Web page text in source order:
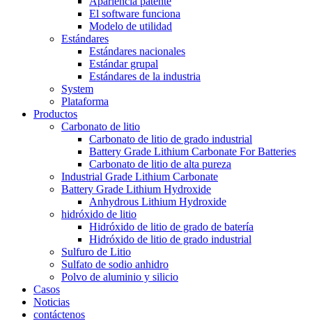
El software funciona
Modelo de utilidad
Estándares
Estándares nacionales
Estándar grupal
Estándares de la industria
System
Plataforma
Productos
Carbonato de litio
Carbonato de litio de grado industrial
Battery Grade Lithium Carbonate For Batteries
Carbonato de litio de alta pureza
Industrial Grade Lithium Carbonate
Battery Grade Lithium Hydroxide
Anhydrous Lithium Hydroxide
hidróxido de litio
Hidróxido de litio de grado de batería
Hidróxido de litio de grado industrial
Sulfuro de Litio
Sulfato de sodio anhidro
Polvo de aluminio y silicio
Casos
Noticias
contáctenos